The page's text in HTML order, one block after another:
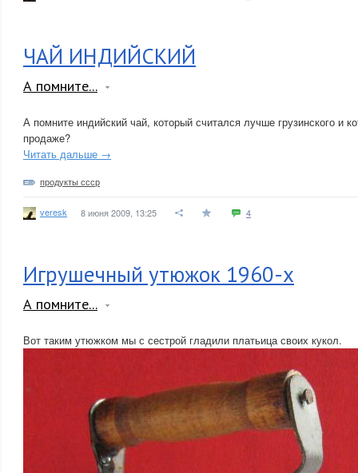
ЧАЙ ИНДИЙСКИЙ
А помните...
А помните индийский чай, который считался лучше грузинского и
продаже?
Читать дальше →
продукты ссср
veresk 8 июня 2009, 13:25 4
Игрушечный утюжок 1960-х
А помните...
Вот таким утюжком мы с сестрой гладили платьица своих кукол.